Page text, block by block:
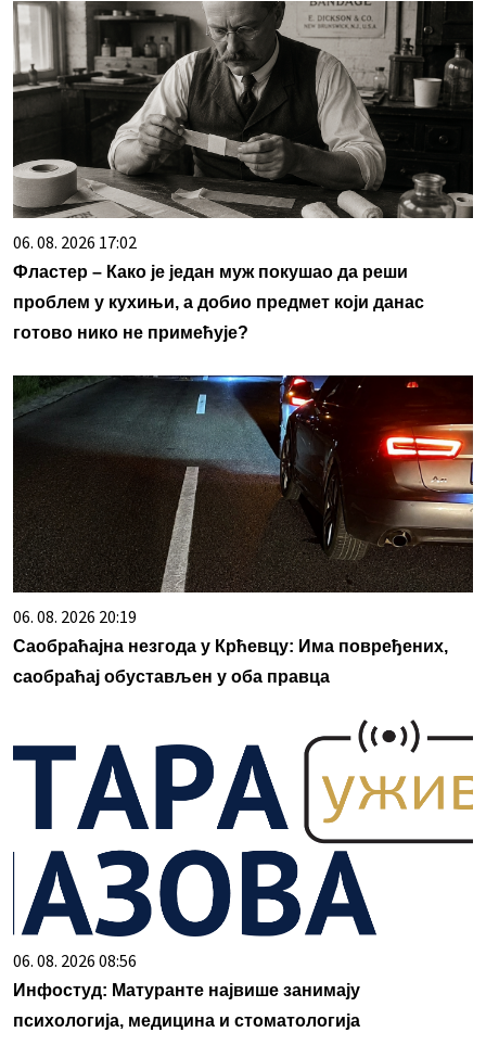
06. 08. 2026 17:02
Фластер – Како је један муж покушао да реши
проблем у кухињи, а добио предмет који данас
готово нико не примећује?
06. 08. 2026 20:19
Саобраћајна незгода у Крћевцу: Има повређених,
саобраћај обустављен у оба правца
06. 08. 2026 08:56
Инфостуд: Матуранте највише занимају
психологија, медицина и стоматологија